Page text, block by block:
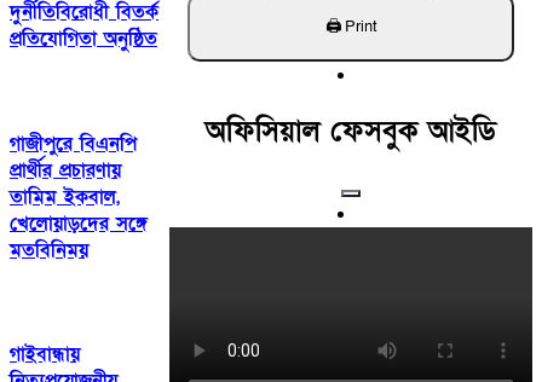
দুর্নীতিবিরোধী বিতর্ক
প্রতিযোগিতা অনুষ্ঠিত
গাজীপুরে বিএনপি
প্রার্থীর প্রচারণায়
তামিম ইকবাল,
খেলোয়াড়দের সঙ্গে
মতবিনিময়
গাইবান্ধায়
অফিসিয়াল ফেসবুক আইডি